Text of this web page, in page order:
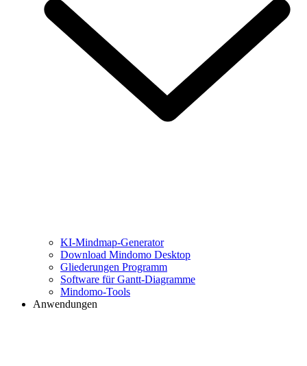
KI-Mindmap-Generator
Download Mindomo Desktop
Gliederungen Programm
Software für Gantt-Diagramme
Mindomo-Tools
Anwendungen